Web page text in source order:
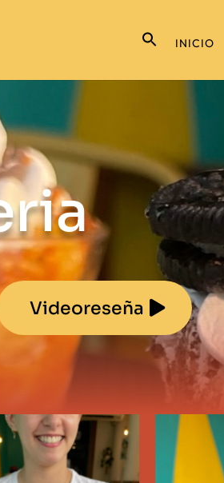
INICIO
Videoreseña